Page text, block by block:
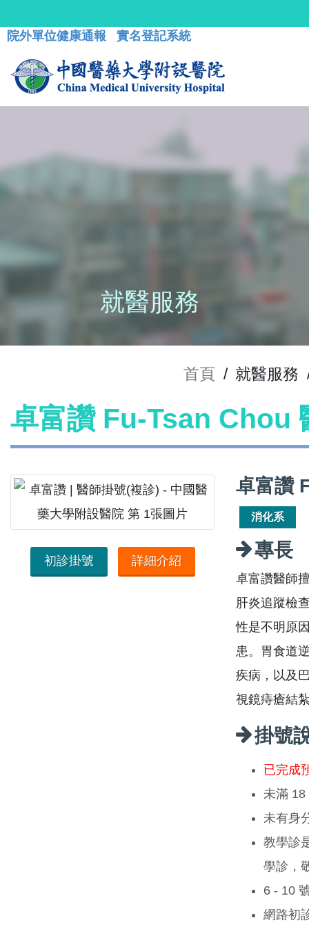
院外單位健康通報 實名登記系統
就醫服務
首頁 / 就醫服務
卓富讚 Fu-Tsan Chou
初診掛號 詳細介紹
卓富讚
消化系
專長
卓富讚醫師
肝炎追蹤檢
性是不明原
患。胃食道
疾病，以及
視鏡痔瘡結
掛號
已完成
未滿 18
未有身
教學診
學診，
6 - 10
網路初